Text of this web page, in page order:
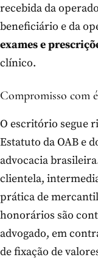
recebida da
beneficiário e da
exames e
clínico.
Compromisso com
O escritório segue
Estatuto da OAB e
advocacia
clientela,
prática de
honorários são
advogado, em
de fixação de